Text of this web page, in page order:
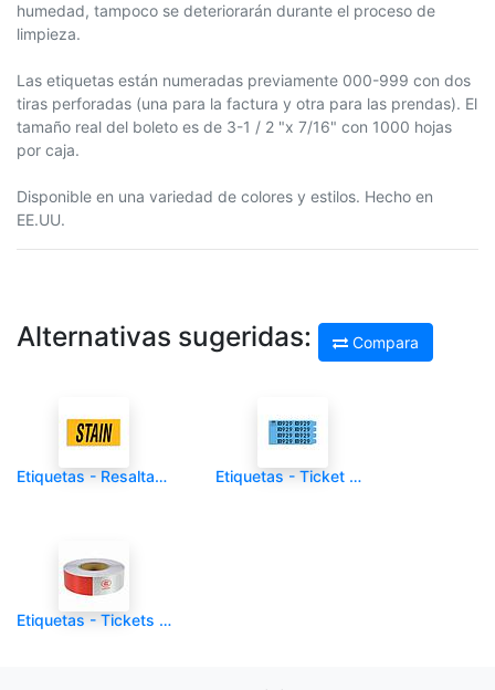
humedad, tampoco se deteriorarán durante el proceso de
limpieza.
Las etiquetas están numeradas previamente 000-999 con dos
tiras perforadas (una para la factura y otra para las prendas). El
tamaño real del boleto es de 3-1 / 2 "x 7/16" con 1000 hojas
por caja.
Disponible en una variedad de colores y estilos. Hecho en
EE.UU.
Alternativas sugeridas: Compara
Etiquetas - Resaltadores de Manchas - CLNR - Amarillos 1000/1 - Und Etiquetas - Ticket Sencillo # 3 - CLNR - 1000/1 - Und
Etiquetas - Tickets Numerado Secuencial - CLNR - Rollo Blanco con Rojo - 500/1